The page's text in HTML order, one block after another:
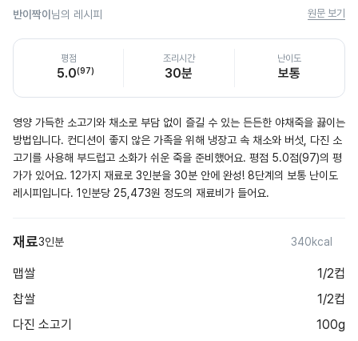
반이짝이 님의 레시피 원문 보기
평점
5.0(97)
조리시간
30분
난이도
보통
영양 가득한 소고기와 채소로 부담 없이 즐길 수 있는 든든한 야채죽을 끓이는
방법입니다. 컨디션이 좋지 않은 가족을 위해 냉장고 속 채소와 버섯, 다진 소
고기를 사용해 부드럽고 소화가 쉬운 죽을 준비했어요. 평점 5.0점(97)의 평
가가 있어요. 12가지 재료로 3인분을 30분 안에 완성! 8단계의 보통 난이도
레시피입니다. 1인분당 25,473원 정도의 재료비가 들어요.
재료3인분 340kcal
맵쌀
1/2컵
찹쌀
1/2컵
다진 소고기
100g